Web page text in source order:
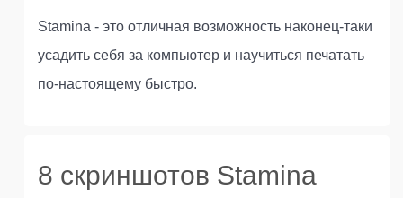
Stamina - это отличная возможность наконец-таки
усадить себя за компьютер и научиться печатать
по-настоящему быстро.
8 скриншотов Stamina